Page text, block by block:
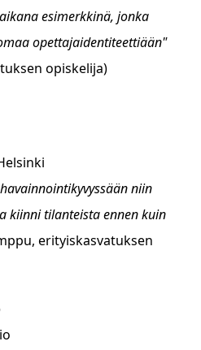
esimerkkinä, jonka
opettajaidentiteettiään"
opiskelija)
niin
kiinni tilanteista ennen kuin
erityiskasvatuksen